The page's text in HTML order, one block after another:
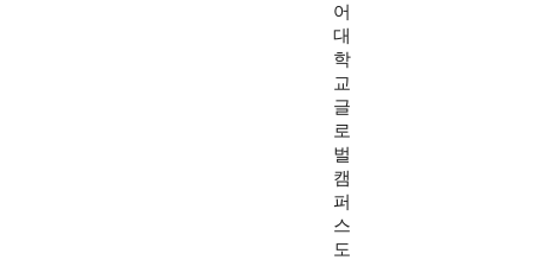
어
대
학
교
글
로
벌
캠
퍼
스
도